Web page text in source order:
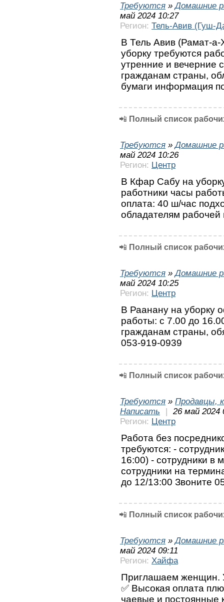
Требуются »Домашние
май 2024 10:27
Регион: Тель-Авив (Гуш-
В Тель Авив (Рамат-а-
уборку требуются
утренние и вечерние
гражданам страны,
бумаги информация
📲 Полный список
Требуются »Домашние
май 2024 10:26
Регион: Центр
В Кфар Сабу на
работники часы
оплата: 40 ш/час
обладателям рабочей
📲 Полный список
Требуются »Домашние
май 2024 10:25
Регион: Центр
В Раанану на уборку
работы: с 7.00 до
гражданам страны,
053-919-0939
📲 Полный список
Требуются » Продавцы,
Написать
|
26 май 2024
Регион: Центр
Работа без
требуются: -
16:00) - сотрудники в
сотрудники на
до 12/13:00 Звоните
📲 Полный список
Требуются »Домашние
май 2024 09:11
Регион: Хайфа
Приглашаем женщин.
✅ Высокая оплата
чаевые и постоянные